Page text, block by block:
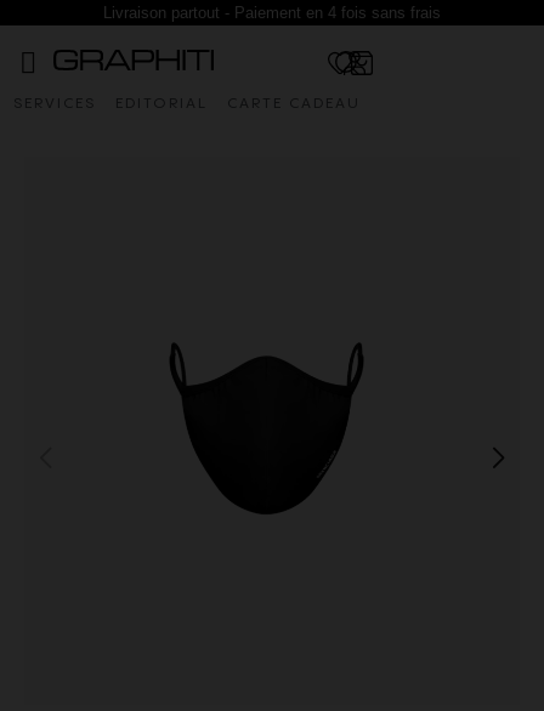
Livraison partout - Paiement en 4 fois sans frais
SERVICES EDITORIAL CARTE CADEAU